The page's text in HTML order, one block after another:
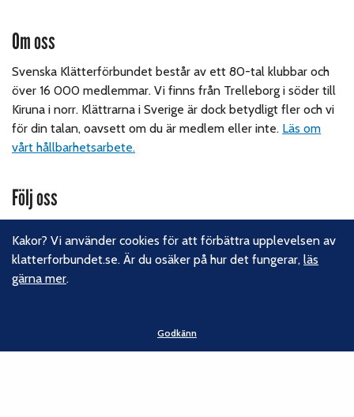
Om oss
Svenska Klätterförbundet består av ett 80-tal klubbar och
över 16 000 medlemmar. Vi finns från Trelleborg i söder till
Kiruna i norr. Klättrarna i Sverige är dock betydligt fler och vi
för din talan, oavsett om du är medlem eller inte. Läs om
vårt hållbarhetsarbete.
Följ oss
Instagram
Linkedin
Nyhetsbrev
Kakor? Vi använder cookies för att förbättra upplevelsen av
klatterforbundet.se. Är du osäker på hur det fungerar,läs
gärna mer.
Godkänn